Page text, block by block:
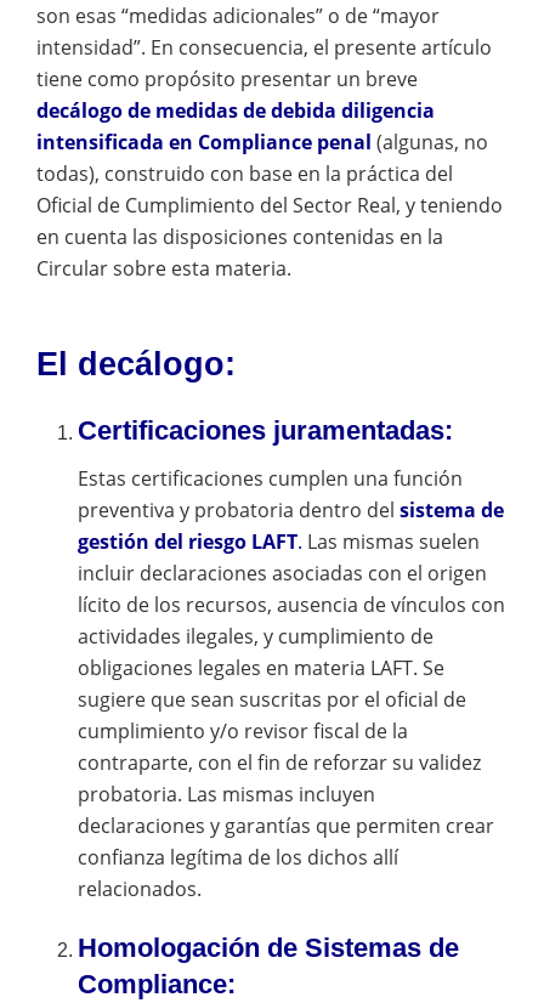
son esas “medidas adicionales” o de “mayor
intensidad”. En consecuencia, el presente artículo
tiene como propósito presentar un breve
decálogo de medidas de debida diligencia
intensificada en Compliance penal (algunas, no
todas), construido con base en la práctica del
Oficial de Cumplimiento del Sector Real, y teniendo
en cuenta las disposiciones contenidas en la
Circular sobre esta materia.
El decálogo:
Certificaciones juramentadas:
Estas certificaciones cumplen una función
preventiva y probatoria dentro delsistema de
gestión del riesgo LAFT. Las mismas suelen
incluir declaraciones asociadas con el origen
lícito de los recursos, ausencia de vínculos con
actividades ilegales, y cumplimiento de
obligaciones legales en materia LAFT. Se
sugiere que sean suscritas por el oficial de
cumplimiento y/o revisor fiscal de la
contraparte, con el fin de reforzar su validez
probatoria. Las mismas incluyen
declaraciones y garantías que permiten crear
confianza legítima de los dichos allí
relacionados.
Homologación de Sistemas de
Compliance: